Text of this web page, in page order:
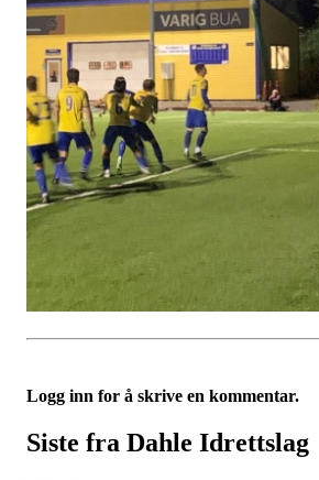
Logg inn for å skrive en kommentar.
Siste fra Dahle Idrettslag